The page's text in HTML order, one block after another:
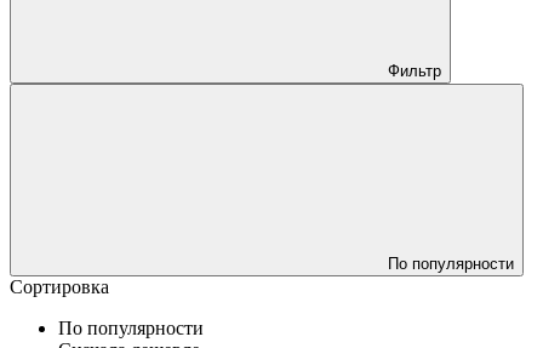
Фильтр
По популярности
Сортировка
По популярности